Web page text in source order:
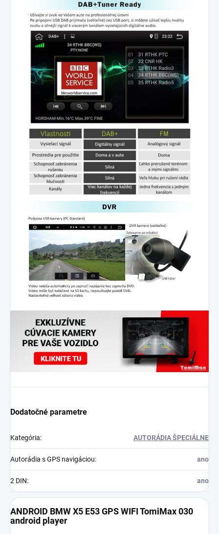
Dodatočné parametre
Kategória: AUTORÁDIA ŠPECIÁLNE
Autorádia s GPS navigáciou: ano
2 DIN: ano
ANDROID BMW X5 E53 GPS WIFI TomiMax 030
android player